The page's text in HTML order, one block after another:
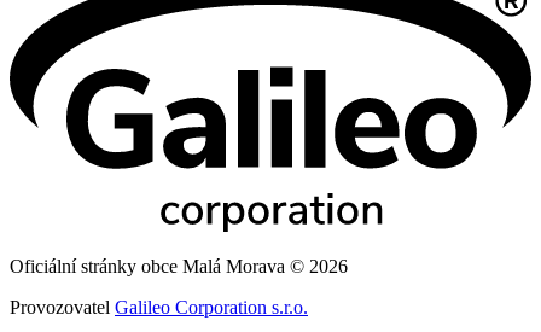
Oficiální stránky obce Malá Morava © 2026
Provozovatel Galileo Corporation s.r.o.